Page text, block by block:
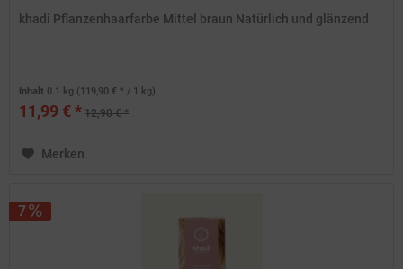
khadi Pflanzenhaarfarbe Mittel braun Natürlich und glänzend
Inhalt 0.1 kg (119,90 € * / 1 kg)
11,99 € * 12,90 € *
Merken
7